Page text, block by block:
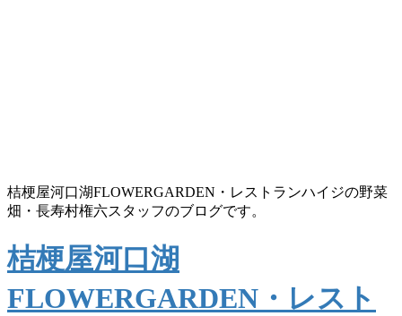
桔梗屋河口湖FLOWERGARDEN・レストランハイジの野菜
畑・長寿村権六スタッフのブログです。
桔梗屋河口湖
FLOWERGARDEN・レスト